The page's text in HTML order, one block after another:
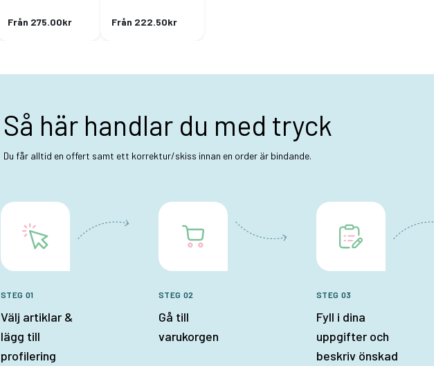
Från 275.00kr Från 222.50kr
Så här handlar du med tryck
Du får alltid en offert samt ett korrektur/skiss innan en order är bindande.
STEG 01
Välj artiklar &
lägg till
profilering
STEG 02
Gå till
varukorgen
STEG 03
Fyll i dina
uppgifter och
beskriv önskad